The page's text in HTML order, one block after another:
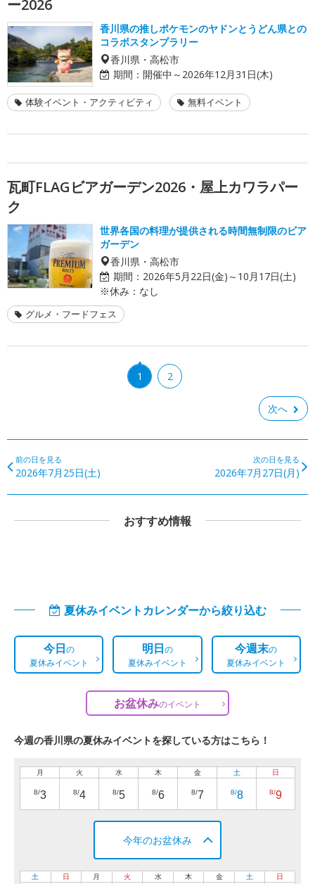
ー2026
香川県の推しポケモンのヤドンとうどん県との
コラボスタンプラリー
香川県・高松市
期間： 開催中～2026年12月31日(木)
体験イベント・アクティビティ 無料イベント
瓦町FLAGビアガーデン2026・屋上カワラパー
ク
世界各国の料理が提供される時間無制限のビア
ガーデン
香川県・高松市
期間： 2026年5月22日(金)～10月17日(土)
※休み：なし
グルメ・フードフェス
1 2
次へ
前の日を見る
2026年7月25日(土)
次の日を見る
2026年7月27日(月)
おすすめ情報
夏休みイベントカレンダーから絞り込む
今日の
夏休みイベント
明日の
夏休みイベント
今週末の
夏休みイベント
お盆休みのイベント
今週の香川県の夏休みイベントを探している方はこちら！
月
8/3
火
8/4
水
8/5
木
8/6
金
8/7
土
8/8
日
8/9
今年のお盆休み
土 日 月 火 水 木 金 土 日